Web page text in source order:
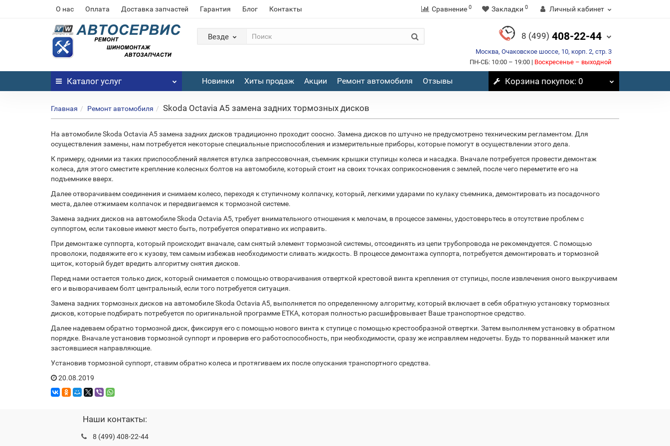
О нас Оплата Доставка запчастей Гарантия Блог Контакты Сравнение 0 Закладки 0 Личный кабинет
Везде 8 (499) 408-22-44
Москва, Очаковское шоссе, 10, корп. 2, стр. 3
ПН-СБ: 10:00 – 19:00 | Воскресенье – выходной
Каталог услуг Новинки Хиты продаж Акции Ремонт автомобиля Отзывы Корзинапокупок: 0
Главная Ремонт автомобиля Skoda Octavia A5 замена задних тормозных дисков
На автомобиле Skoda Octavia A5 замена задних дисков традиционно проходит соосно. Замена дисков по штучно не предусмотрено техническим регламентом. Для
осуществления замены, нам потребуется некоторые специальные приспособления и измерительные приборы, которые помогут в осуществлении этого дела.
К примеру, одними из таких приспособлений является втулка запрессовочная, съемник крышки ступицы колеса и насадка. Вначале потребуется провести демонтаж
колеса, для этого сместите крепление колесных болтов на автомобиле, который стоит на своих точках соприкосновения с землей, после чего переметите его на
подъемнике вверх.
Далее отворачиваем соединения и снимаем колесо, переходя к ступичному колпачку, который, легкими ударами по кулаку съемника, демонтировать из посадочного
места, далее отжимаем колпачок и передвигаемся к тормозной системе.
Замена задних дисков на автомобиле Skoda Octavia A5, требует внимательного отношения к мелочам, в процессе замены, удостоверьтесь в отсутствие проблем с
суппортом, если таковые имеют место быть, потребуется оперативно их исправить.
При демонтаже суппорта, который происходит вначале, сам снятый элемент тормозной системы, отсоединять из цепи трубопровода не рекомендуется. С помощью
проволоки, подвяжите его к кузову, тем самым избежав необходимости сливать жидкость. В процессе демонтажа суппорта, потребуется демонтировать и тормозной
щиток, который будет вредить алгоритму снятия дисков.
Перед нами остается только диск, который снимается с помощью отворачивания отверткой крестовой винта крепления от ступицы, после извлечения оного выкручиваем
его и выворачиваем болт центральный, если того потребуется ситуация.
Замена задних тормозных дисков на автомобиле Skoda Octavia A5, выполняется по определенному алгоритму, который включает в себя обратную установку тормозных
дисков, которые подбирать потребуется по оригинальной программе ETKA, которая полностью расшифровывает Ваше транспортное средство.
Далее надеваем обратно тормозной диск, фиксируя его с помощью нового винта к ступице с помощью крестообразной отвертки. Затем выполняем установку в обратном
порядке. Вначале установив тормозной суппорт и проверив его работоспособность, при необходимости, сразу же исправляем недочеты. Будь то порванный манжет или
застоявшиеся направляющие.
Установив тормозной суппорт, ставим обратно колеса и протягиваем их после опускания транспортного средства.
20.08.2019
Наши контакты:
8 (499) 408-22-44